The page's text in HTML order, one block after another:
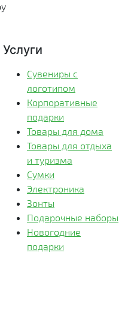
Услуги
Сувениры с
логотипом
Корпоративные
подарки
Товары для дома
Товары для отдыха
и туризма
Сумки
Электроника
Зонты
Подарочные наборы
Новогодние
подарки